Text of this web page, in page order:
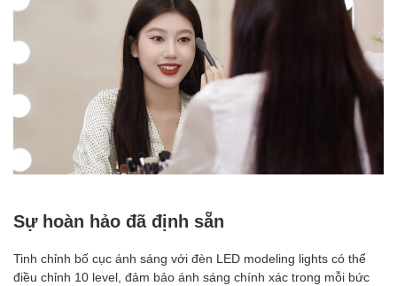
Sự hoàn hảo đã định sẵn
Tinh chỉnh bố cục ánh sáng với đèn LED modeling lights có thể
điều chỉnh 10 level, đảm bảo ánh sáng chính xác trong mỗi bức